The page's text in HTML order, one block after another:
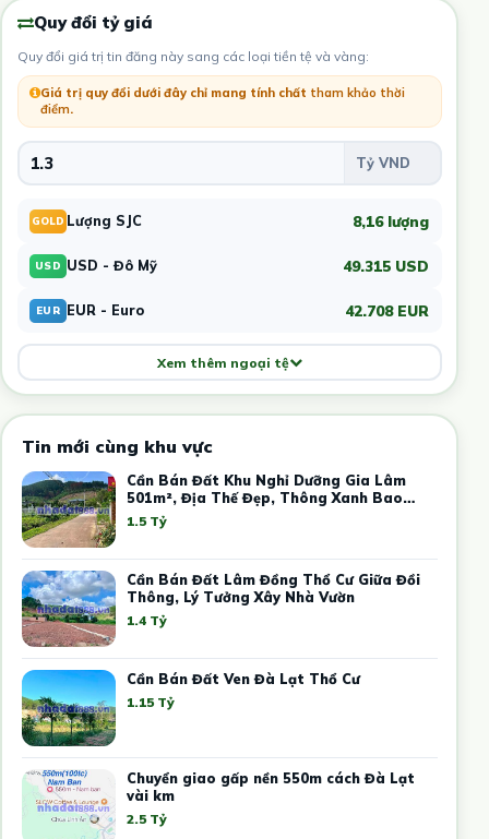
Quy đổi tỷ giá
Quy đổi giá trị tin đăng này sang các loại tiền tệ và vàng:
Giá trị quy đổi dưới đây chỉ mang tính chất tham khảo thời
điểm.
GOLD Lượng SJC 8,16 lượng
USD USD - Đô Mỹ 49.315 USD
EUR EUR - Euro 42.708 EUR
Xem thêm ngoại tệ
Tin mới cùng khu vực
Cần Bán Đất Khu Nghỉ Dưỡng Gia Lâm
501m², Địa Thế Đẹp, Thông Xanh Bao
Quanh
1.5 Tỷ
Cần Bán Đất Lâm Đồng Thổ Cư Giữa Đồi
Thông, Lý Tưởng Xây Nhà Vườn
1.4 Tỷ
Cần Bán Đất Ven Đà Lạt Thổ Cư
1.15 Tỷ
Chuyển giao gấp nền 550m cách Đà Lạt
vài km
2.5 Tỷ